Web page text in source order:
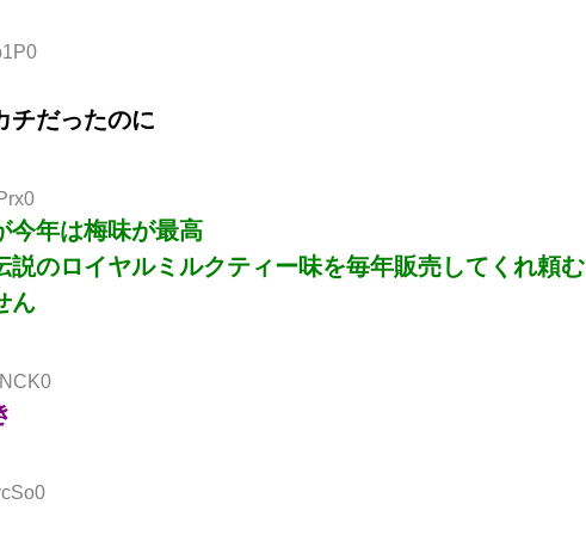
チだったのに
今年は梅味が最高
のロイヤルミルクティー味を毎年販売してくれ頼む
ん